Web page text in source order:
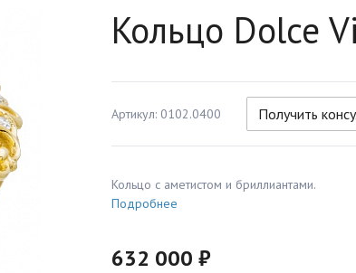
Кольцо Dolce
Артикул: 0102.0400 Получить
Кольцо с аметистом и бриллиантами.
Подробнее
632 000 ₽